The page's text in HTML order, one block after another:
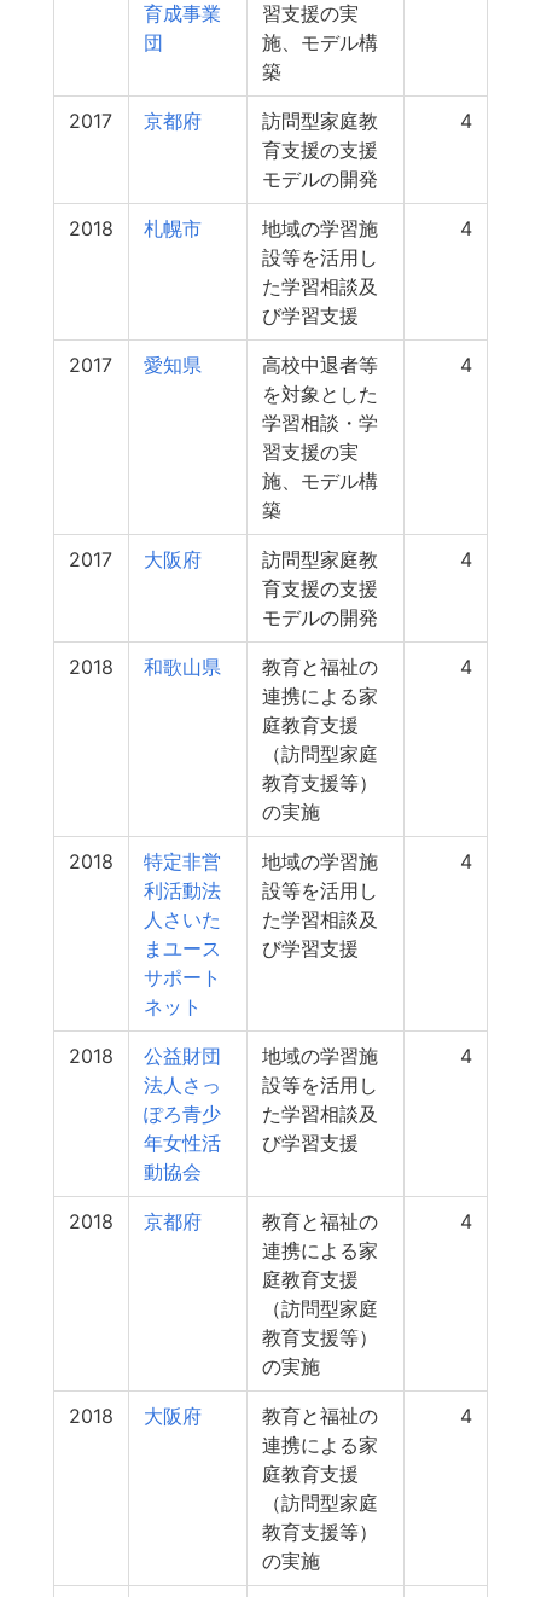
育成事業
団
習支援の実
施、モデル構
築
2017 京都府
訪問型家庭教
育支援の支援
モデルの開発
4
2018 札幌市
地域の学習施
設等を活用し
た学習相談及
び学習支援
4
2017 愛知県
高校中退者等
を対象とした
学習相談・学
習支援の実
施、モデル構
築
4
2017 大阪府
訪問型家庭教
育支援の支援
モデルの開発
4
2018 和歌山県
教育と福祉の
連携による家
庭教育支援
（訪問型家庭
教育支援等）
の実施
4
2018
特定非営
利活動法
人さいた
まユース
サポート
ネット
地域の学習施
設等を活用し
た学習相談及
び学習支援
4
2018
公益財団
法人さっ
ぽろ青少
年女性活
動協会
地域の学習施
設等を活用し
た学習相談及
び学習支援
4
2018 京都府
教育と福祉の
連携による家
庭教育支援
（訪問型家庭
教育支援等）
の実施
4
2018 大阪府
教育と福祉の
連携による家
庭教育支援
（訪問型家庭
教育支援等）
の実施
4